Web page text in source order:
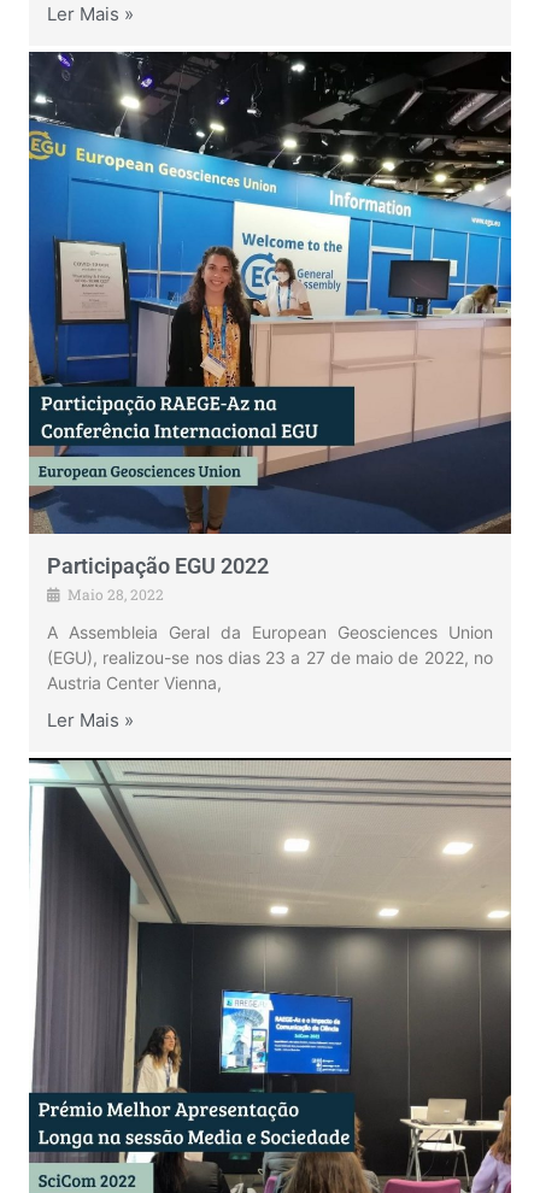
Ler Mais »
Participação EGU 2022
Maio 28, 2022
A Assembleia Geral da European Geosciences Union
(EGU), realizou-se nos dias 23 a 27 de maio de 2022, no
Austria Center Vienna,
Ler Mais »